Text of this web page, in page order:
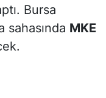
Bursa
MKE